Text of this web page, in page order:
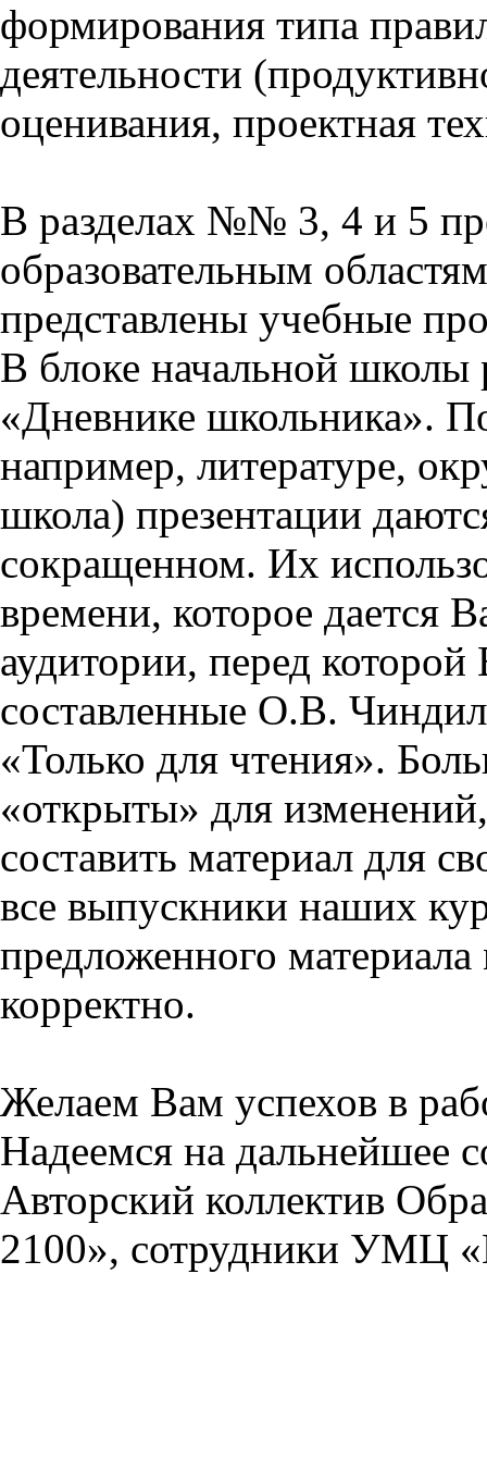
формирования типа
деятельности
оценивания, проектная
В разделах №№ 3, 4 и 5
образовательным
представлены учебные
В блоке начальной школы
«Дневнике школьника».
например, литературе,
школа) презентации
сокращенном. Их
времени, которое дается
аудитории, перед
составленные О.В.
«Только для чтения».
«открыты» для
составить материал для
все выпускники наших
предложенного
корректно.
Желаем Вам успехов в
Надеемся на дальнейшее
Авторский коллектив
2100», сотрудники УМЦ